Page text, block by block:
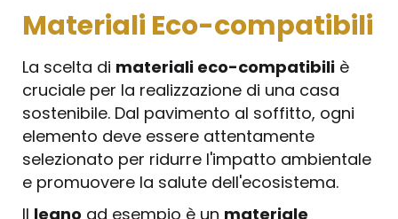
Materiali Eco-compatibili
La scelta di materiali eco-compatibili è
cruciale per la realizzazione di una casa
sostenibile. Dal pavimento al soffitto, ogni
elemento deve essere attentamente
selezionato per ridurre l'impatto ambientale
e promuovere la salute dell'ecosistema.
Il legno ad esempio è un materiale